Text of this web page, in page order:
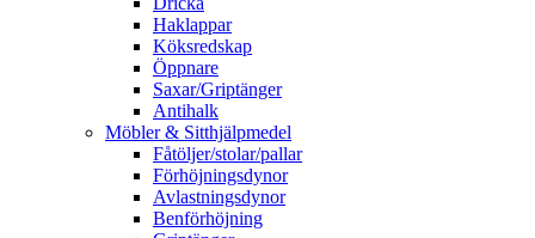
Haklappar
Köksredskap
Öppnare
Saxar/Griptänger
Antihalk
Möbler & Sitthjälpmedel
Fåtöljer/stolar/pallar
Förhöjningsdynor
Avlastningsdynor
Benförhöjning